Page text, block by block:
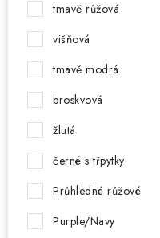
tmavě růžová
višňová
tmavě modrá
broskvová
žlutá
černé s třpytky
Průhledné růžové
Purple/Navy